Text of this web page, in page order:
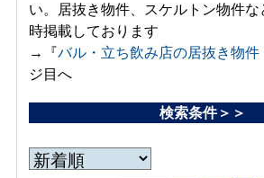
い。居抜き物件、スケルトン物件
時掲載しております
→『バル・立ち飲み店の居抜き物件
ジ目へ
検索条件＞＞